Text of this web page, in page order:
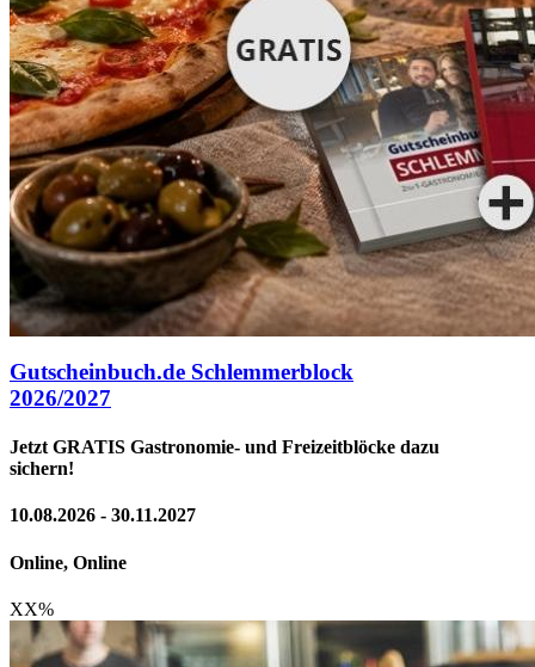
Gutscheinbuch.de Schlemmerblock
2026/2027
Jetzt GRATIS Gastronomie- und Freizeitblöcke dazu
sichern!
10.08.2026 - 30.11.2027
Online, Online
XX%